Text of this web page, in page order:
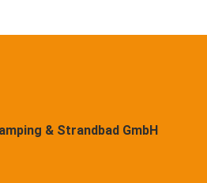
& Strandbad GmbH